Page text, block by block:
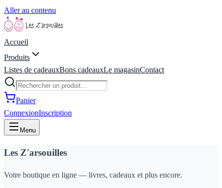
Aller au contenu
Accueil
Produits
Listes de cadeauxBons cadeauxLe magasinContact
Panier
ConnexionInscription
Menu
Les Z'arsouilles
Votre boutique en ligne — livres, cadeaux et plus encore.